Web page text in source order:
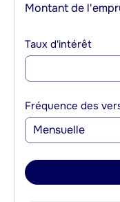
Montant de
Taux d'intérêt
Fréquence des
Mensuelle